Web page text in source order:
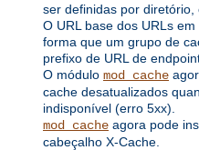
ser definidas por diretório,
O URL base dos URLs
forma que um grupo de
prefixo de URL de
O módulo mod_cache
cache desatualizados
indisponível (erro 5xx).
mod_cache agora pode
cabeçalho X-Cache.